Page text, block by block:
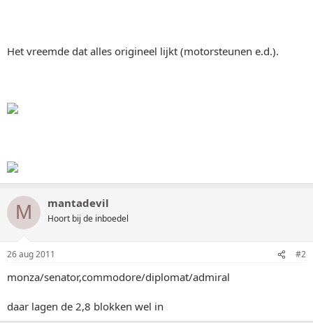
Het vreemde dat alles origineel lijkt (motorsteunen e.d.).
M mantadevil
Hoort bij de inboedel
26 aug 2011 #2
monza/senator,commodore/diplomat/admiral
daar lagen de 2,8 blokken wel in